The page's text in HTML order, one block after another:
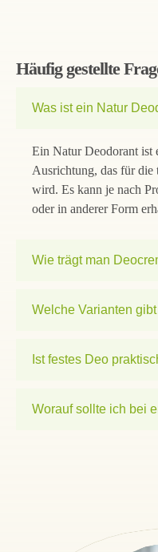
Häufig gestellte
Was ist ein Natur
Ein Natur Deodorant ist
Ausrichtung, das für
wird. Es kann je nach
oder in anderer Form
Wie trägt man
Welche Varianten
Ist festes Deo
Worauf sollte ich bei